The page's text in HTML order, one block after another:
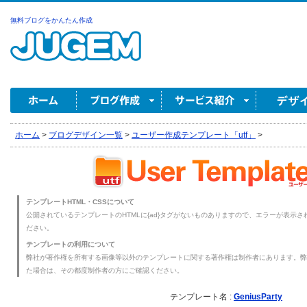
無料ブログをかんたん作成
ホーム > ブログデザイン一覧 > ユーザー作成テンプレート「utf」 >
テンプレートHTML・CSSについて
公開されているテンプレートのHTMLに{ad}タグがないものありますので、エラーが表示
ださい。
テンプレートの利用について
弊社が著作権を所有する画像等以外のテンプレートに関する著作権は制作者にあります。
た場合は、その都度制作者の方にご確認ください。
テンプレート名 : GeniusParty